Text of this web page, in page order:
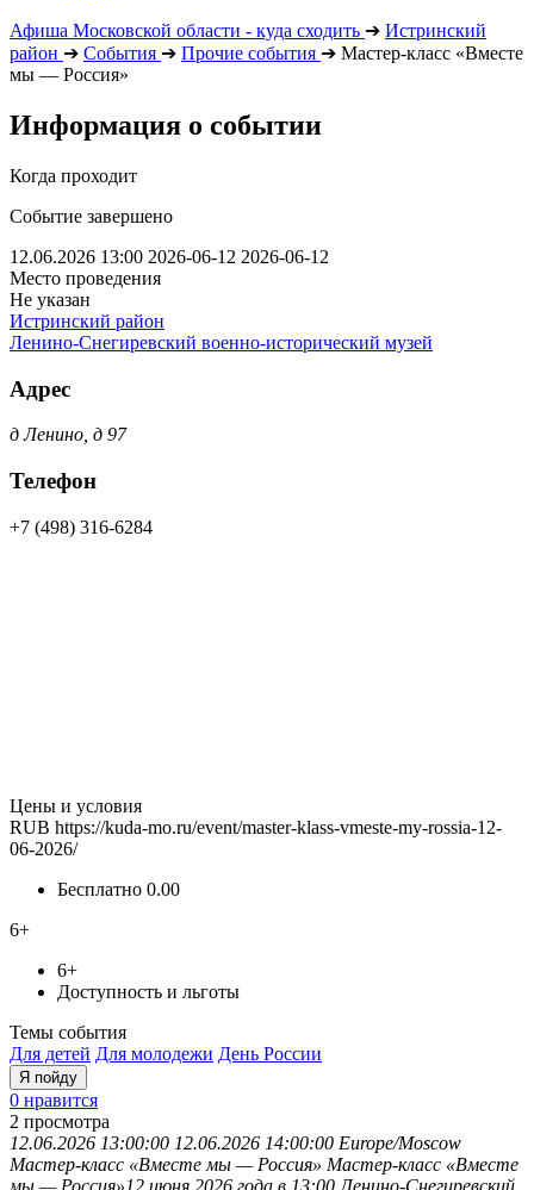
Афиша Московской области - куда сходить ➔ Истринский
район ➔ События ➔ Прочие события ➔ Мастер-класс «Вместе
мы — Россия»
Информация о событии
Когда проходит
Событие завершено
12.06.2026 13:00 2026-06-12 2026-06-12
Место проведения
Не указан
Истринский район
Ленино-Снегиревский военно-исторический музей
Адрес
д Ленино, д 97
Телефон
+7 (498) 316-6284
Цены и условия
RUB https://kuda-mo.ru/event/master-klass-vmeste-my-rossia-12-
06-2026/
Бесплатно 0.00
6+
6+
Доступность и льготы
Темы события
Для детей Для молодежи День России
Я пойду
0 нравится
2 просмотра
12.06.2026 13:00:00 12.06.2026 14:00:00 Europe/Moscow
Мастер-класс «Вместе мы — Россия» Мастер-класс «Вместе
мы — Россия»12 июня 2026 года в 13:00 Ленино-Снегиревский